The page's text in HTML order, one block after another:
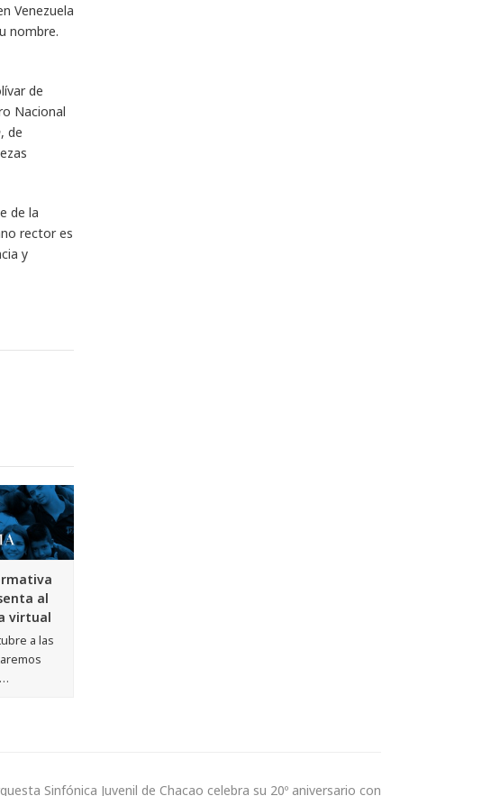
Venezuela
nombre.
de
Nacional
, de
de la
rector es
y
al
virtual
a las
Sinfónica Juvenil de Chacao celebra su 20º aniversario con